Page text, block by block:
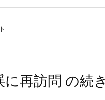
に再訪問 の続き